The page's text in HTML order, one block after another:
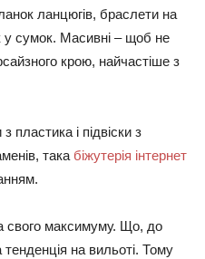
ланцюгів, браслети на
у сумок. Масивні – щоб не
крою, найчастіше з
пластика і підвіски з
така біжутерія інтернет
свого максимуму. Що, до
на вильоті. Тому